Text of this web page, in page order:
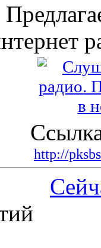
http://